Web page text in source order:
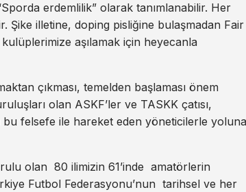
erdemlilik” olarak tanımlanabilir. Her
Şike illetine, doping pisliğine bulaşmadan Fair
aşılamak için heyecanla
çıkması, temelden başlaması önem
olan ASKF’ler ve TASKK çatısı,
felsefe ile hareket eden yöneticilerle yoluna
olan 80 ilimizin 61’inde amatörlerin
Futbol Federasyonu’nun tarihsel ve her